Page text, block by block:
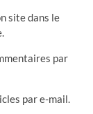
site dans le
par
par e-mail.